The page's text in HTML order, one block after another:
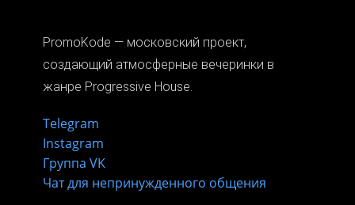
PromoKode — московский проект,
создающий атмосферные вечеринки в
жанре Progressive House.
Telegram
Instagram
Группа VK
Чат для непринужденного общения